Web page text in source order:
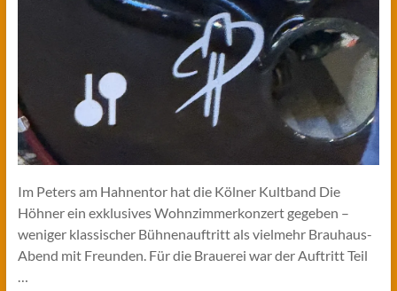
Im Peters am Hahnentor hat die Kölner Kultband Die
Höhner ein exklusives Wohnzimmerkonzert gegeben –
weniger klassischer Bühnenauftritt als vielmehr Brauhaus-
Abend mit Freunden. Für die Brauerei war der Auftritt Teil
…